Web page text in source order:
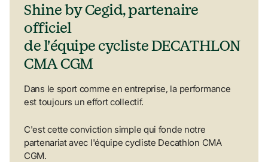
Shine by Cegid, partenaire
officiel
de l'équipe cycliste DECATHLON
CMA CGM
Dans le sport comme en entreprise, la performance
est toujours un effort collectif.
C'est cette conviction simple qui fonde notre
partenariat avec l'équipe cycliste Decathlon CMA
CGM.